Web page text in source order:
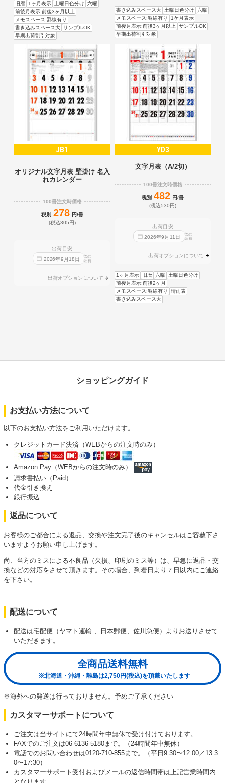
旧暦 1ヶ月表示 土曜日色分け
六曜
前後月表示:前後3ヶ月以上
メモスペース:罫線有り
書き込みスペース大 サンプルOK
早期出荷割引対象
書き込みスペース大 土曜日色分け
六曜
メモスペース:罫線有り
1ケ月表示
前後月表示:前後3ヶ月以上
サンプルOK
早期出荷割引対象
JB1
オリジナル文字月表 壁掛け 名入
れカレンダー
100冊注文時価格
税別 278 円/冊
(税込305円)
出荷目安
2026年9 月 18 日
迄に
出荷
出荷オプションについて
YD3
文字月表（A/2切）
100冊注文時価格
税別 482 円/冊
(税込530円)
出荷目安
2026年9 月 11 日
迄に
出荷
出荷オプションについて
1ヶ月表示 旧暦 六曜
土曜日色分け
前後月表示:前後2ヶ月
メモスペース:罫線有り
晴雨表
書き込みスペース大
ショッピングガイド
お支払い方法について
以下のお支払い方法をご利用いただけます。
クレジットカード決済（WEBからの注文時のみ）
Amazon Pay（WEBからの注文時のみ）
請求書払い（Paid）
代金引き換え
銀行振込
返品について
お客様のご都合による返品、交換や注文完了後のキャンセルはご容赦下さ
いますようお願い申し上げます。
尚、当方のミスによる不良品（欠損、印刷のミス等）は、早急に返品・交
換などの対応をさせて頂きます。その場合、到着日より７日以内にご連絡
を下さい。
配送について
配送は宅配便（ヤマト運輸 、日本郵便、佐川急便）よりお送りさせて
いただきます。
全商品送料無料
※北海道・沖縄・離島は2,750円(税込)を頂戴いたします
※海外への発送は行っておりません。予めご了承ください
カスタマーサポートについて
ご注文は当サイトにて24時間年中無休で受け付けております。
FAXでのご注文は06-6136-5180まで。（24時間年中無休）
電話でのお問い合わせは0120-710-855まで。（平日9:30〜12:00／13:3
0〜17:30）
カスタマーサポート受付およびメールの返信時間帯は上記営業時間内